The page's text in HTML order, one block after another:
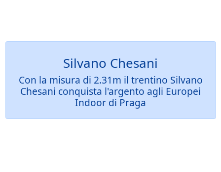
Silvano Chesani
Con la misura di 2.31m il trentino Silvano
Chesani conquista l'argento agli Europei
Indoor di Praga